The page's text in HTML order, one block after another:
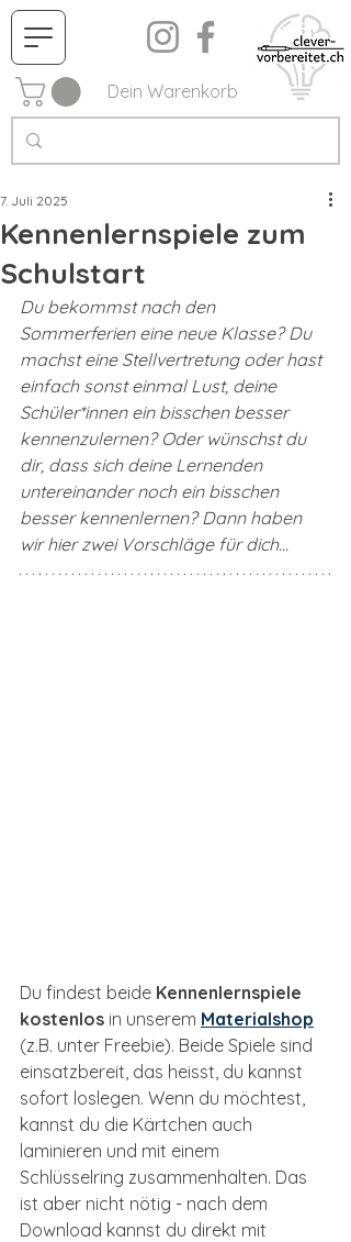
Dein Warenkorb
Kennenlernspiele zum
Schulstart
7. Juli 2025
Du bekommst nach den
Sommerferien eine neue Klasse? Du
machst eine Stellvertretung oder hast
einfach sonst einmal Lust, deine
Schüler*innen ein bisschen besser
kennenzulernen? Oder wünschst du
dir, dass sich deine Lernenden
untereinander noch ein bisschen
besser kennenlernen? Dann haben
wir hier zwei Vorschläge für dich...
Du findest beide Kennenlernspiele
kostenlos in unserem Materialshop
(z.B. unter Freebie). Beide Spiele sind
einsatzbereit, das heisst, du kannst
sofort loslegen. Wenn du möchtest,
kannst du die Kärtchen auch
laminieren und mit einem
Schlüsselring zusammenhalten. Das
ist aber nicht nötig - nach dem
Download kannst du direkt mit